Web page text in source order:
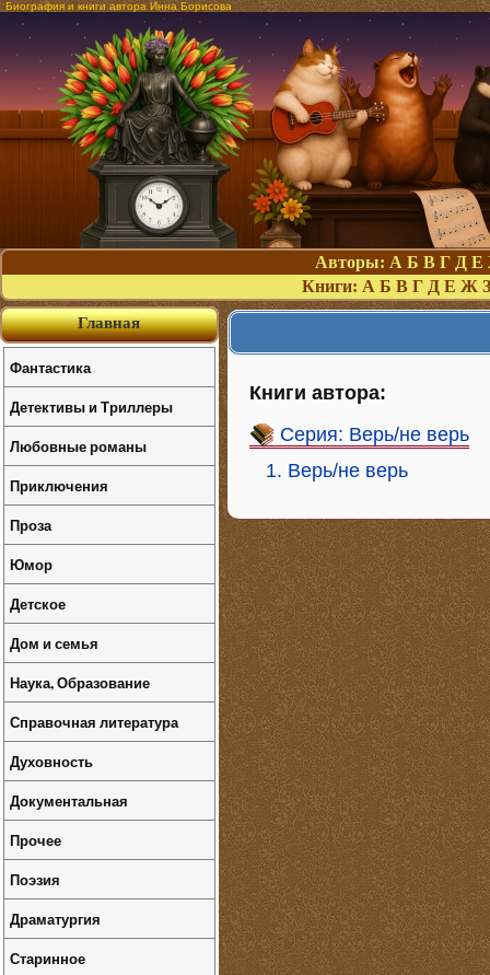
Биография и книги автора Инна Борисова
Авторы: А Б В Г Д Е
Книги: А Б В Г Д Е Ж З
Книги автора:
Серия: Верь/не верь
1. Верь/не верь
Главная
Фантастика
Детективы и Триллеры
Любовные романы
Приключения
Проза
Юмор
Детское
Дом и семья
Наука, Образование
Справочная литература
Духовность
Документальная
Прочее
Поэзия
Драматургия
Старинное